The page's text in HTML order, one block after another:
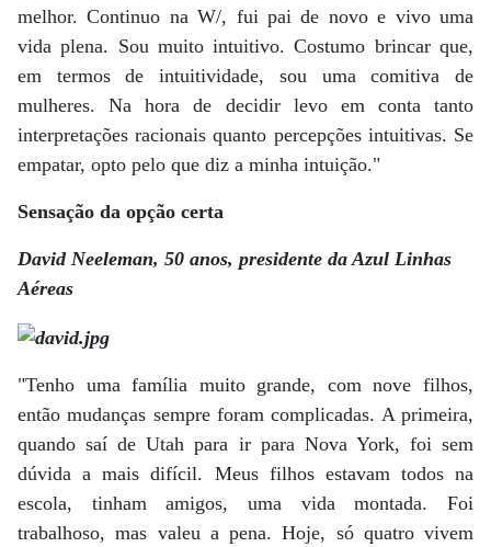
melhor. Continuo na W/, fui pai de novo e vivo uma
vida plena. Sou muito intuitivo. Costumo brincar que,
em termos de intuitividade, sou uma comitiva de
mulheres. Na hora de decidir levo em conta tanto
interpretações racionais quanto percepções intuitivas. Se
empatar, opto pelo que diz a minha intuição."
Sensação da opção certa
David Neeleman, 50 anos, presidente da Azul Linhas
Aéreas
"Tenho uma família muito grande, com nove filhos,
então mudanças sempre foram complicadas. A primeira,
quando saí de Utah para ir para Nova York, foi sem
dúvida a mais difícil. Meus filhos estavam todos na
escola, tinham amigos, uma vida montada. Foi
trabalhoso, mas valeu a pena. Hoje, só quatro vivem